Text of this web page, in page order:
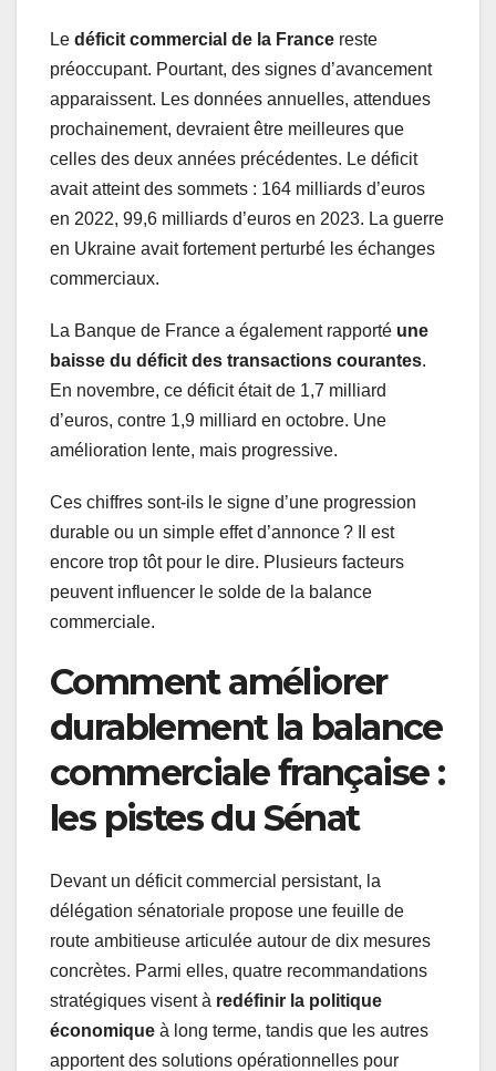
Le déficit commercial de la France reste
préoccupant. Pourtant, des signes d’avancement
apparaissent. Les données annuelles, attendues
prochainement, devraient être meilleures que
celles des deux années précédentes. Le déficit
avait atteint des sommets : 164 milliards d’euros
en 2022, 99,6 milliards d’euros en 2023. La guerre
en Ukraine avait fortement perturbé les échanges
commerciaux.
La Banque de France a également rapporté une
baisse du déficit des transactions courantes.
En novembre, ce déficit était de 1,7 milliard
d’euros, contre 1,9 milliard en octobre. Une
amélioration lente, mais progressive.
Ces chiffres sont-ils le signe d’une progression
durable ou un simple effet d’annonce ? Il est
encore trop tôt pour le dire. Plusieurs facteurs
peuvent influencer le solde de la balance
commerciale.
Comment améliorer
durablement la balance
commerciale française :
les pistes du Sénat
Devant un déficit commercial persistant, la
délégation sénatoriale propose une feuille de
route ambitieuse articulée autour de dix mesures
concrètes. Parmi elles, quatre recommandations
stratégiques visent à redéfinir la politique
économique à long terme, tandis que les autres
apportent des solutions opérationnelles pour